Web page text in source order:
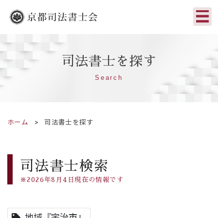
司法書士を探す
Search
ホーム 司法書士を探す
司法書士検索
※2026年8月4日現在の情報です